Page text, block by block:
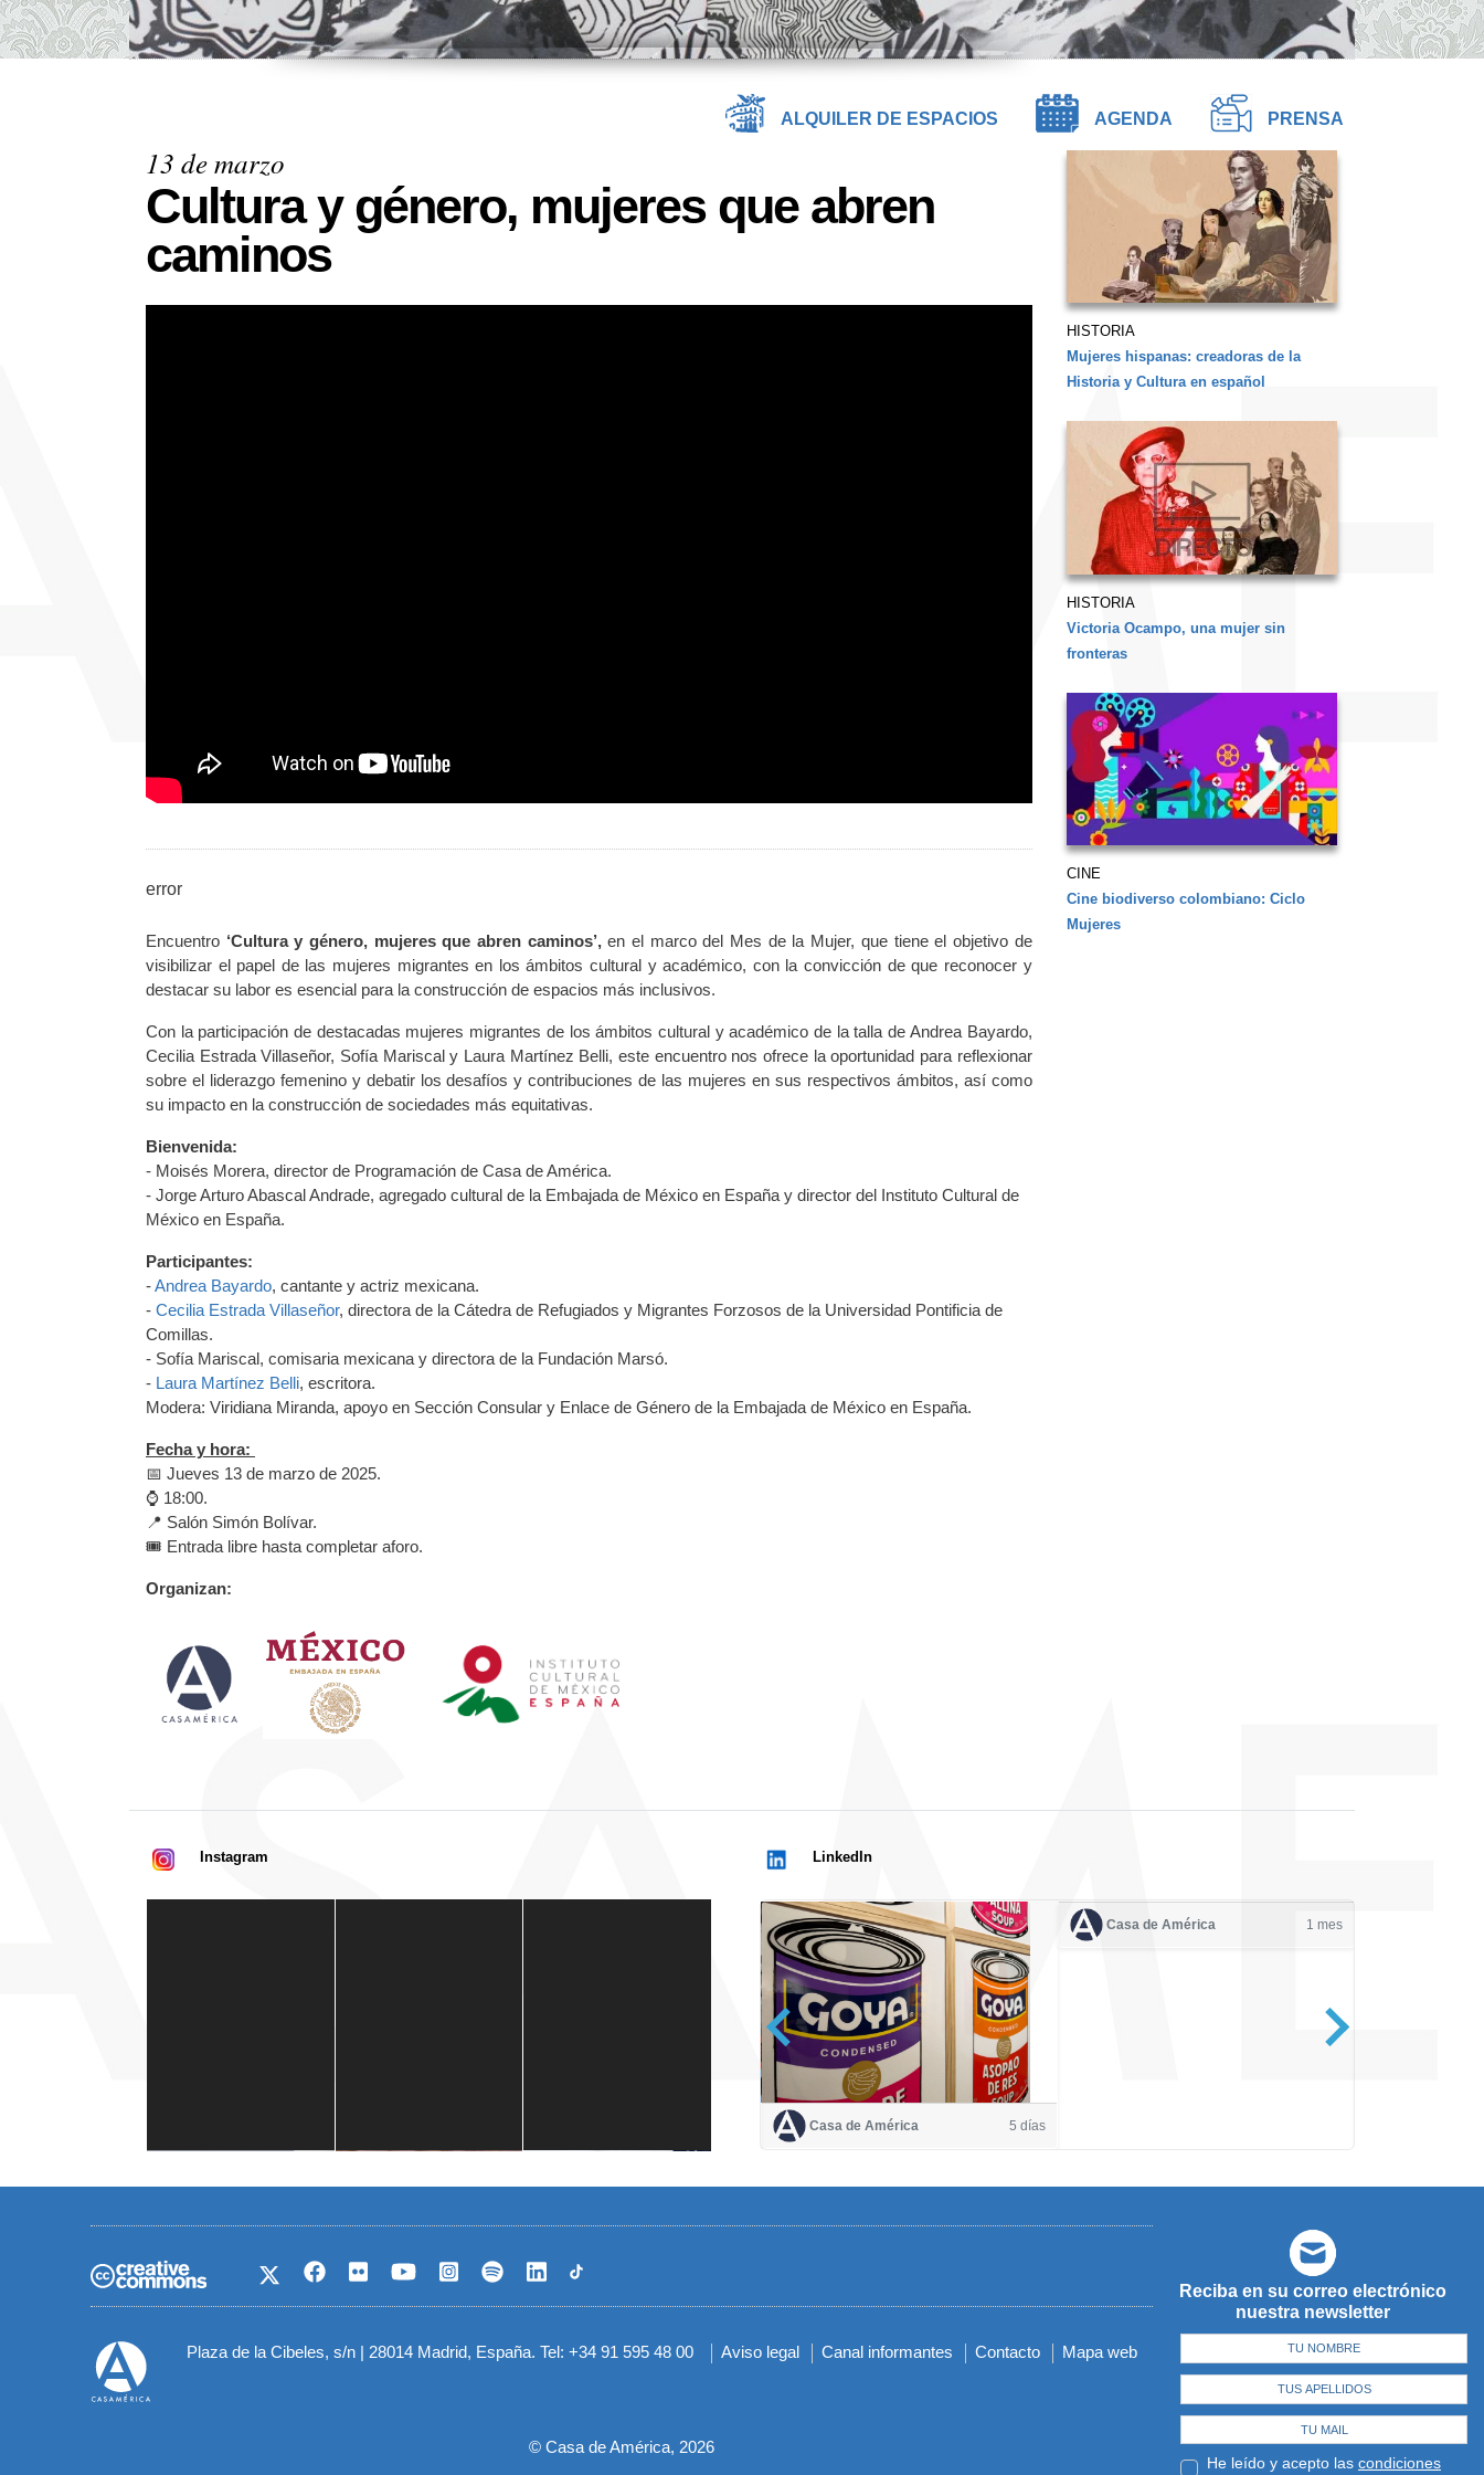
ALQUILER DE ESPACIOS AGENDA PRENSA
13 de marzo
Cultura y género, mujeres que abren
caminos
error
Encuentro ‘Cultura y género, mujeres que abren caminos’,en el marco del Mes de la Mujer, que tiene el objetivo de
visibilizar el papel de las mujeres migrantes en los ámbitos cultural y académico, con la convicción de que reconocer y
destacar su labor es esencial para la construcción de espacios más inclusivos.
Con la participación de destacadas mujeres migrantes de los ámbitos cultural y académico de la talla de Andrea Bayardo,
Cecilia Estrada Villaseñor, Sofía Mariscal y Laura Martínez Belli, este encuentro nos ofrece la oportunidad para reflexionar
sobre el liderazgo femenino y debatir los desafíos y contribuciones de las mujeres en sus respectivos ámbitos, así como
su impacto en la construcción de sociedades más equitativas.
Bienvenida:
- Moisés Morera, director de Programación de Casa de América.
- Jorge Arturo Abascal Andrade, agregado cultural de la Embajada de México en España y director del Instituto Cultural de
México en España.
Participantes:
-Andrea Bayardo, cantante y actriz mexicana.
- Cecilia Estrada Villaseñor, directora de la Cátedra de Refugiados y Migrantes Forzosos de la Universidad Pontificia de
Comillas.
- Sofía Mariscal, comisaria mexicana y directora de la Fundación Marsó.
- Laura Martínez Belli, escritora.
Modera: Viridiana Miranda, apoyo en Sección Consular y Enlace de Género de la Embajada de México en España.
Fecha y hora:
📅 Jueves 13 de marzo de 2025.
⌚ 18:00.
📍 Salón Simón Bolívar.
🎟️ Entrada libre hasta completar aforo.
Organizan:
HISTORIA
Mujeres hispanas: creadoras de la
Historia y Cultura en español
HISTORIA
Victoria Ocampo, una mujer sin
fronteras
CINE
Cine biodiverso colombiano: Ciclo
Mujeres
Instagram LinkedIn
Casa de América 5 días
Casa de América 1 mes
Reciba en su correo electrónico
nuestra newsletter
He leído y acepto las condiciones
Plaza de la Cibeles, s/n | 28014 Madrid, España. Tel: +34 91 595 48 00
Menú
pie
Aviso legal Canal informantes Contacto Mapa web
© Casa de América, 2026